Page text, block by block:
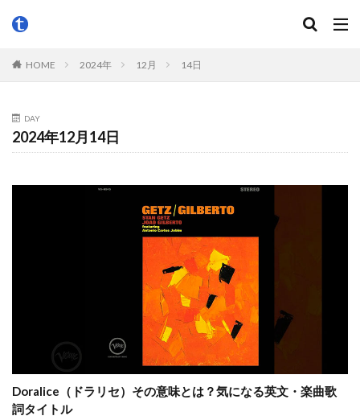
HOME 2024年 12月 14日
DAY
2024年12月14日
Doralice（ドラリセ）その意味とは？気になる英文・楽曲歌
詞タイトル